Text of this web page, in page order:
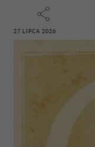
27 LIPCA 2026